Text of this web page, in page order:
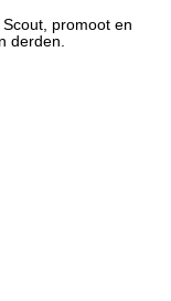
promoot en
derden.